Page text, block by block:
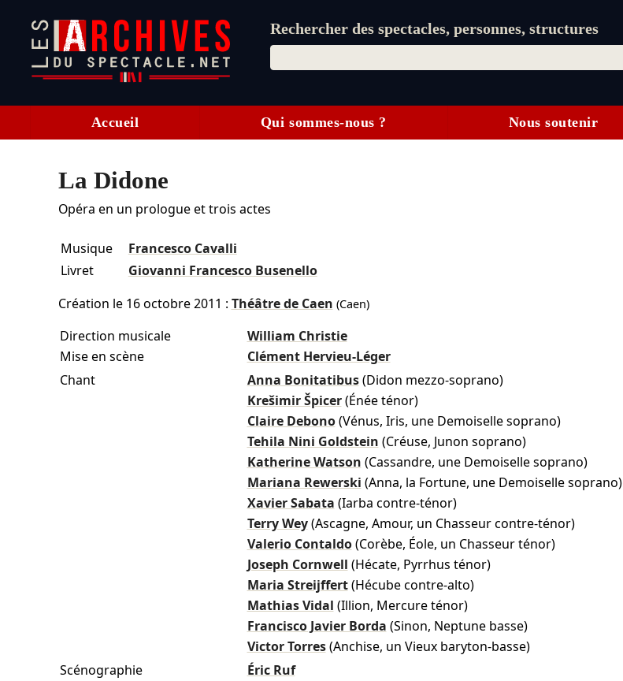
Rechercher des spectacles, personnes, structures
Accueil Qui sommes-nous ? Nous soutenir
La Didone
Opéra en un prologue et trois actes
Musique
Francesco Cavalli
Livret
Giovanni Francesco Busenello
Création le 16 octobre 2011 : Théâtre de Caen (Caen)
Direction musicale
William Christie
Mise en scène
Clément Hervieu-Léger
Chant
Anna Bonitatibus (Didon mezzo-soprano)
Krešimir Špicer (Énée ténor)
Claire Debono (Vénus, Iris, une Demoiselle soprano)
Tehila Nini Goldstein (Créuse, Junon soprano)
Katherine Watson (Cassandre, une Demoiselle soprano)
Mariana Rewerski (Anna, la Fortune, une Demoiselle soprano)
Xavier Sabata (Iarba contre-ténor)
Terry Wey (Ascagne, Amour, un Chasseur contre-ténor)
Valerio Contaldo (Corèbe, Éole, un Chasseur ténor)
Joseph Cornwell (Hécate, Pyrrhus ténor)
Maria Streijffert (Hécube contre-alto)
Mathias Vidal (Illion, Mercure ténor)
Francisco Javier Borda (Sinon, Neptune basse)
Victor Torres (Anchise, un Vieux baryton-basse)
Scénographie
Éric Ruf